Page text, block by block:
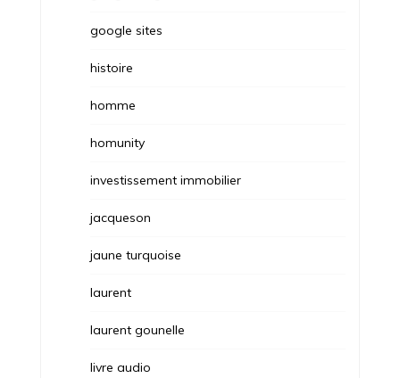
google sites
histoire
homme
homunity
investissement immobilier
jacqueson
jaune turquoise
laurent
laurent gounelle
livre audio